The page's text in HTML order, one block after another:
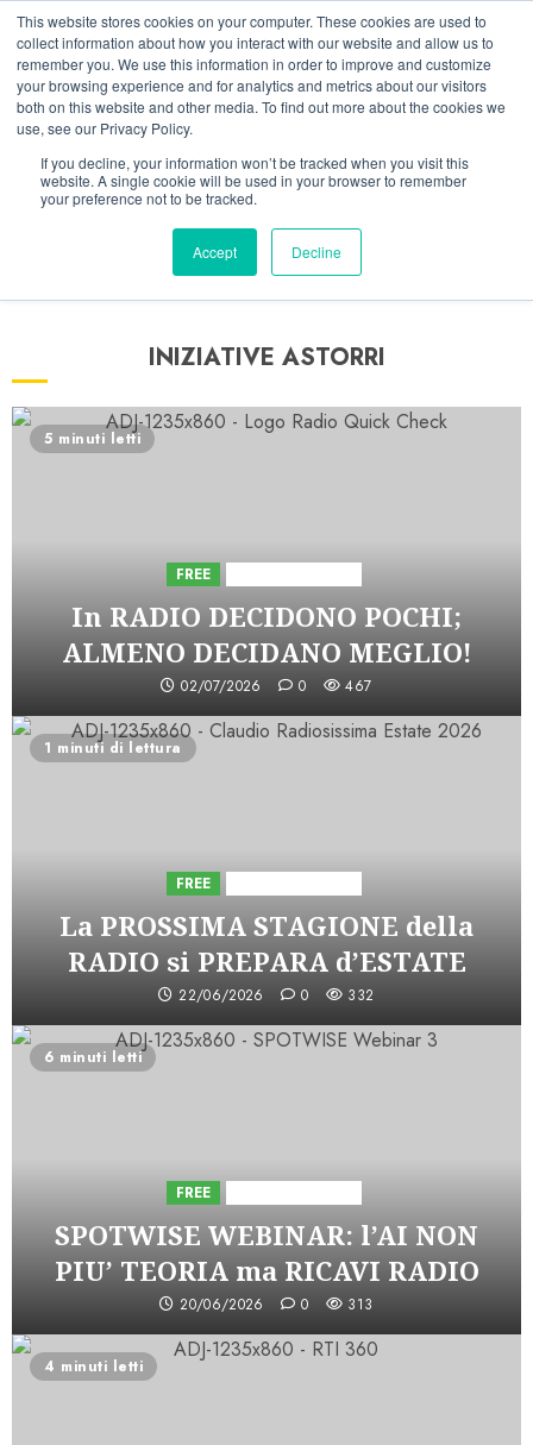
This website stores cookies on your computer. These cookies are used to
collect information about how you interact with our website and allow us to
remember you. We use this information in order to improve and customize
your browsing experience and for analytics and metrics about our visitors
both on this website and other media. To find out more about the cookies we
use, see our Privacy Policy.
If you decline, your information won’t be tracked when you visit this
website. A single cookie will be used in your browser to remember
your preference not to be tracked.
Accept Decline
Vai
contenuto
08/08/202605:31:22
LinkedinFacebook
X TelegramWhatsappMastodon
INIZIATIVE ASTORRI
5 minuti letti
FREE
In RADIO DECIDONO POCHI;
ALMENO DECIDANO MEGLIO!
02/07/2026 0 467
1 minuti di lettura
FREE
La PROSSIMA STAGIONE della
RADIO si PREPARA d’ESTATE
22/06/2026 0 332
6 minuti letti
FREE
SPOTWISE WEBINAR: l’AI NON
PIU’ TEORIA ma RICAVI RADIO
20/06/2026 0 313
4 minuti letti